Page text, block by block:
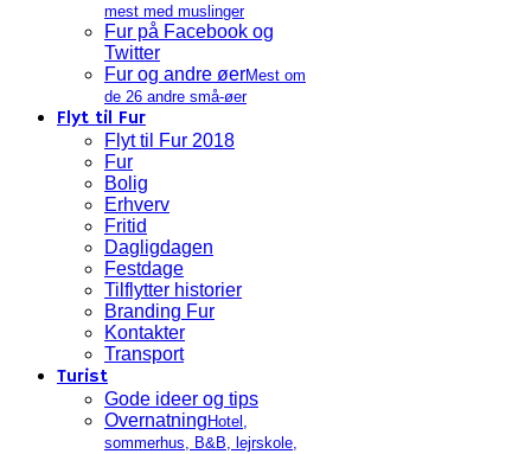
mest med muslinger
Fur på Facebook og
Twitter
Fur og andre øerMest om
de 26 andre små-øer
Flyt til Fur
Flyt til Fur 2018
Fur
Bolig
Erhverv
Fritid
Dagligdagen
Festdage
Tilflytter historier
Branding Fur
Kontakter
Transport
Turist
Gode ideer og tips
Overnatning Hotel,
sommerhus, B&B, lejrskole,